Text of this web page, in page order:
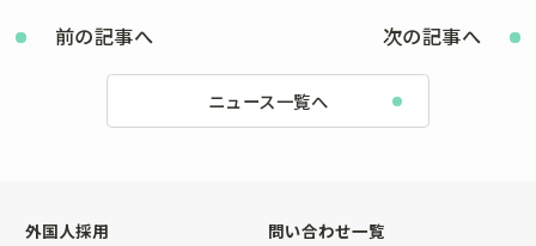
前の記事へ
ニュース一覧へ
次の記事へ
外国人採用 問い合わせ一覧